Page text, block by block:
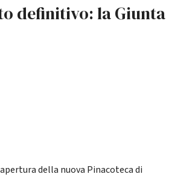
definitivo: la Giunta
della nuova Pinacoteca di